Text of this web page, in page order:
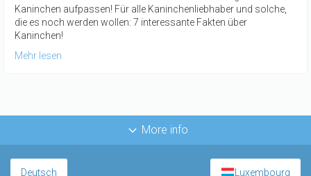
Kaninchen aufpassen! Für alle Kaninchenliebhaber und solche,
die es noch werden wollen: 7 interessante Fakten über
Kaninchen!
Mehr lesen
More info
Luxembourg
Deutsch